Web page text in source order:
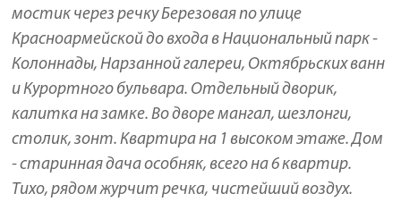
мостик через речку Березовая по улице
Красноармейской до входа в Национальный парк -
Колоннады, Нарзанной галереи, Октябрьских ванн
и Курортного бульвара. Отдельный дворик,
калитка на замке. Во дворе мангал, шезлонги,
столик, зонт. Квартира на 1 высоком этаже. Дом
- старинная дача особняк, всего на 6 квартир.
Тихо, рядом журчит речка, чистейший воздух.